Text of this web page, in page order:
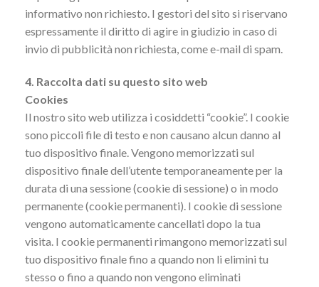
informativo non richiesto. I gestori del sito si riservano
espressamente il diritto di agire in giudizio in caso di
invio di pubblicità non richiesta, come e-mail di spam.
4. Raccolta dati su questo sito web
Cookies
Il nostro sito web utilizza i cosiddetti “cookie”. I cookie
sono piccoli file di testo e non causano alcun danno al
tuo dispositivo finale. Vengono memorizzati sul
dispositivo finale dell’utente temporaneamente per la
durata di una sessione (cookie di sessione) o in modo
permanente (cookie permanenti). I cookie di sessione
vengono automaticamente cancellati dopo la tua
visita. I cookie permanenti rimangono memorizzati sul
tuo dispositivo finale fino a quando non li elimini tu
stesso o fino a quando non vengono eliminati